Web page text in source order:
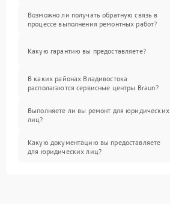
Возможно ли получать обратную связь в
процессе выполнения ремонтных работ?
Какую гарантию вы предоставляете?
В каких районах Владивостока
располагаются сервисные центры Braun?
Выполняете ли вы ремонт для юридических
лиц?
Какую документацию вы предоставляете
для юридических лиц?